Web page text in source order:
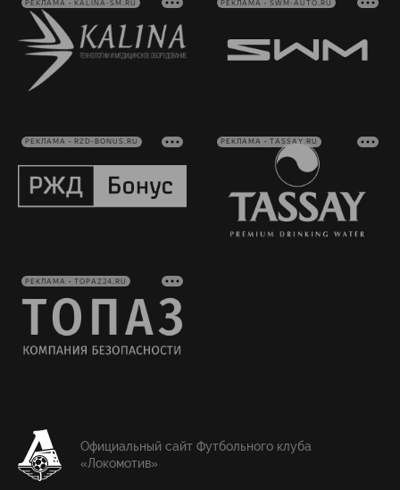
РЕКЛАМА • KALINA-SM.RU РЕКЛАМА • SWM-AUTO.RU
РЕКЛАМА • RZD-BONUS.RU РЕКЛАМА • TASSAY.RU
РЕКЛАМА • TOPAZ24.RU
Официальный сайт Футбольного клуба
«Локомотив»